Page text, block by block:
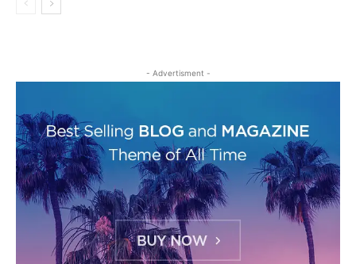
- Advertisment -